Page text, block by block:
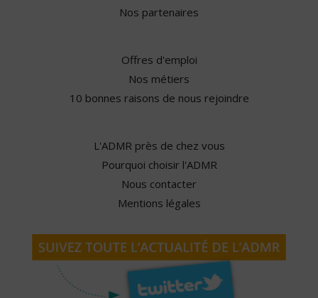
Nos partenaires
Offres d'emploi
Nos métiers
10 bonnes raisons de nous rejoindre
L'ADMR près de chez vous
Pourquoi choisir l'ADMR
Nous contacter
Mentions légales